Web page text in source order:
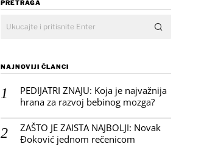
PRETRAGA
NAJNOVIJI ČLANCI
PEDIJATRI ZNAJU: Koja je najvažnija
hrana za razvoj bebinog mozga?
ZAŠTO JE ZAISTA NAJBOLJI: Novak
Đoković jednom rečenicom